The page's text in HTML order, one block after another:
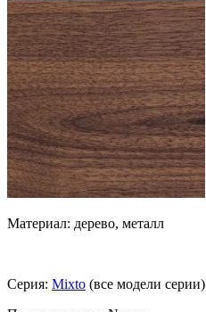
Материал: дерево, металл
Серия: Mixto (все модели серии)